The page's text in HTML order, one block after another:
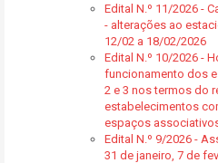
Edital N.º 11/2026 -
- alterações ao
12/02 a 18/02/2026
Edital N.º 10/2026 -
funcionamento dos
2 e 3 nos termos do
estabelecimentos
espaços
Edital N.º 9/2026 -
31 de janeiro, 7 de